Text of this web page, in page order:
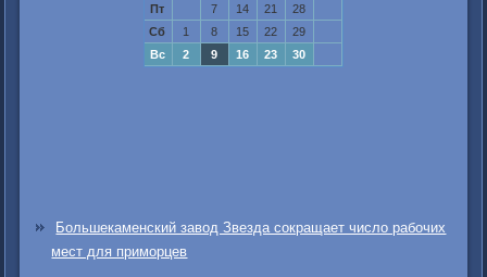
Пт
7 14 21
28
Сб
1 8 15 22
29
Вс
2 9 16 23 30
Большекаменский завод Звезда сокращает число рабочих
мест для приморцев